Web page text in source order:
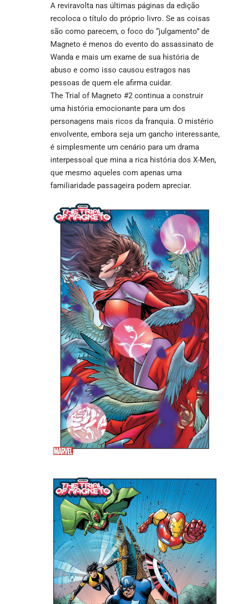
A reviravolta nas últimas páginas da edição
recoloca o título do próprio livro. Se as coisas
são como parecem, o foco do “julgamento” de
Magneto é menos do evento do assassinato de
Wanda e mais um exame de sua história de
abuso e como isso causou estragos nas
pessoas de quem ele afirma cuidar.
The Trial of Magneto #2 continua a construir
uma história emocionante para um dos
personagens mais ricos da franquia. O mistério
envolvente, embora seja um gancho interessante,
é simplesmente um cenário para um drama
interpessoal que mina a rica história dos X-Men,
que mesmo aqueles com apenas uma
familiaridade passageira podem apreciar.